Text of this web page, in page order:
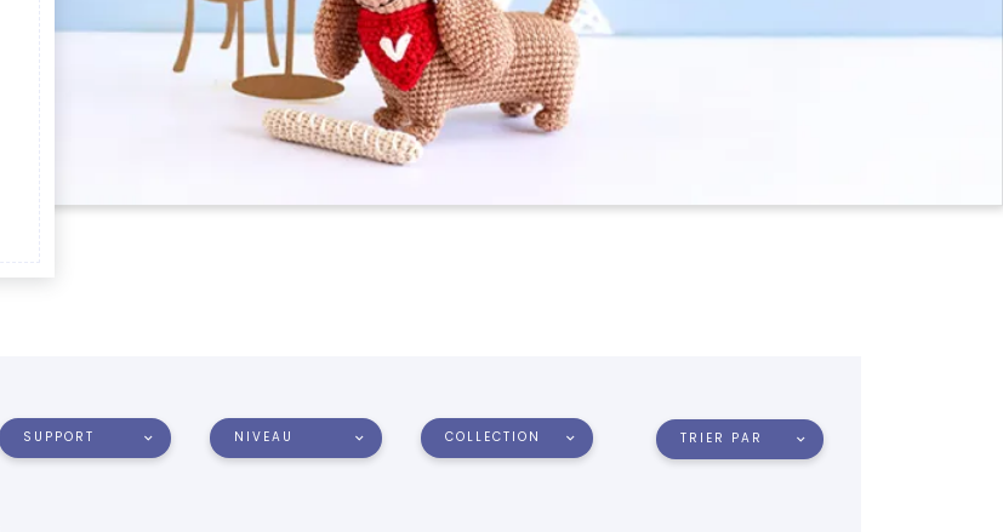
SUPPORT NIVEAU COLLECTION TRIER PAR